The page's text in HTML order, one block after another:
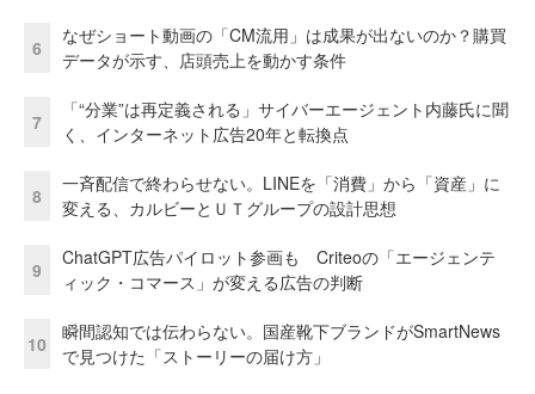
6
なぜショート動画の「CM流用」は成果が出ないのか？購買
データが示す、店頭売上を動かす条件
7
「“分業”は再定義される」サイバーエージェント内藤氏に聞
く、インターネット広告20年と転換点
8
一斉配信で終わらせない。LINEを「消費」から「資産」に
変える、カルビーとＵＴグループの設計思想
9
ChatGPT広告パイロット参画も Criteoの「エージェンテ
ィック・コマース」が変える広告の判断
10
瞬間認知では伝わらない。国産靴下ブランドがSmartNews
で見つけた「ストーリーの届け方」